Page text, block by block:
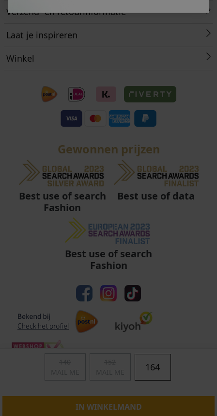
164
IN WINKELMAND
Verzend- en retourinformatie
Laat je inspireren
Winkel
Gewonnen prijzen
Best use of search
Fashion
Best use of data
Best use of search
Fashion
Privacy | Cookies